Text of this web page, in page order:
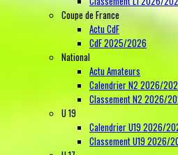
Coupe de France
Actu CdF
CdF 2025/2026
National
Actu Amateurs
Calendrier N2 2026/
Classement N2 2026/
U 19
Calendrier U19 2026/
Classement U19 2026/